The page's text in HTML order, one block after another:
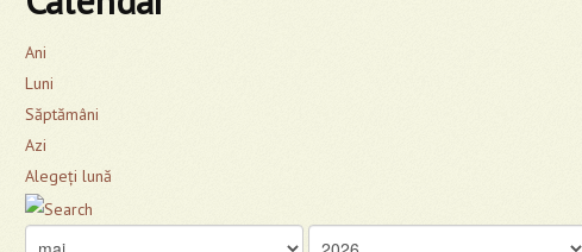
Ani
Luni
Săptămâni
Azi
Alegeţi lună